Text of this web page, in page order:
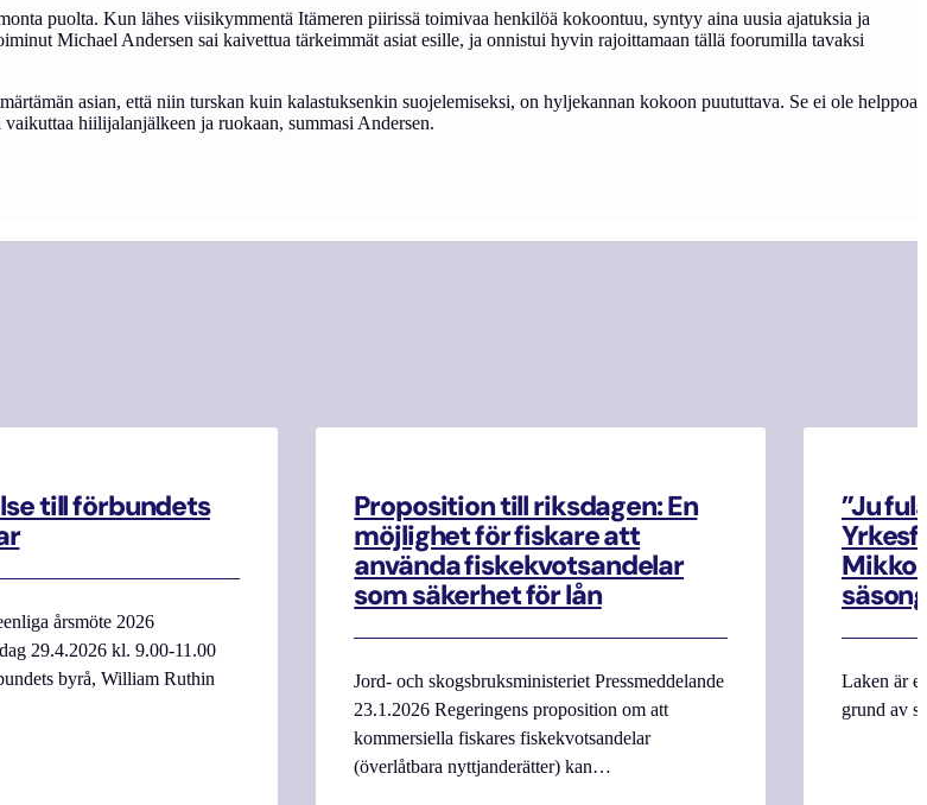
puolta. Kun lähes viisikymmentä Itämeren piirissä toimivaa henkilöä kokoontuu, syntyy aina uusia ajatuksia ja
Michael Andersen sai kaivettua tärkeimmät asiat esille, ja onnistui hyvin rajoittamaan tällä foorumilla tavaksi
asian, että niin turskan kuin kalastuksenkin suojelemiseksi, on hyljekannan kokoon puututtava. Se ei ole helppoa
hiilijalanjälkeen ja ruokaan, summasi Andersen.
till förbundets
årsmöte 2026
kl. 9.00-11.00
byrå, William Ruthin
Proposition till riksdagen: En
möjlighet för fiskare att
använda fiskekvotsandelar
som säkerhet för lån
Jord- och skogsbruksministeriet Pressmeddelande
23.1.2026 Regeringens proposition om att
kommersiella fiskares fiskekvotsandelar
(överlåtbara nyttjanderätter) kan…
”Ju
Mikko
Laken är
grund av